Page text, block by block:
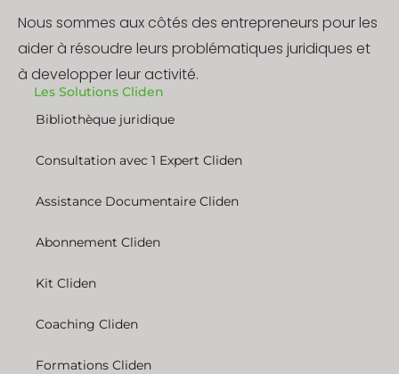
Nous sommes aux côtés des entrepreneurs pour les
aider à résoudre leurs problématiques juridiques et
à developper leur activité.
Les Solutions Cliden
Bibliothèque juridique
Consultation avec 1 Expert Cliden
Assistance Documentaire Cliden
Abonnement Cliden
Kit Cliden
Coaching Cliden
Formations Cliden